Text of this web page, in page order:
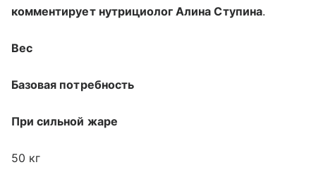
комментирует нутрициолог Алина Ступина.
Вес
Базовая потребность
При сильной жаре
50 кг